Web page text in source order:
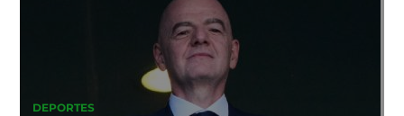
DEPORTES